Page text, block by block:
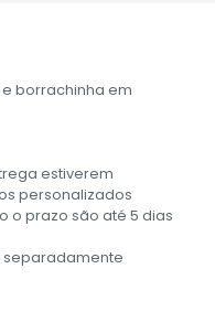
borrachinha em
estiverem
personalizados
o prazo são até 5 dias
separadamente